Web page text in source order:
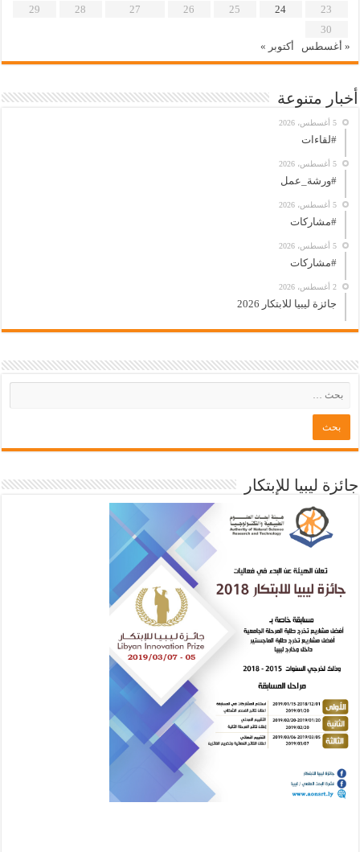
23
24
25
26
27
28
29
30
« أغسطس
أكتوبر »
أخبار متنوعة
5 أغسطس، 2026
#لقاءات
5 أغسطس، 2026
#ورشة_عمل
5 أغسطس، 2026
#مشاركات
5 أغسطس، 2026
#مشاركات
2 أغسطس، 2026
جائزة ليبيا للابتكار 2026
جائزة ليبيا للإبتكار